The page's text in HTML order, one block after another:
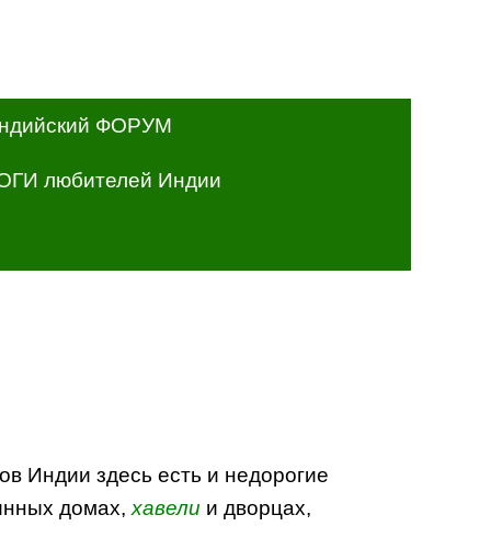
ФОРУМ
любителей Индии
Индии здесь есть и недорогие
домах, хавели и дворцах,